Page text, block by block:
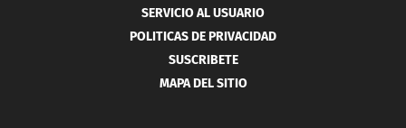
SERVICIO AL USUARIO
POLITICAS DE PRIVACIDAD
SUSCRIBETE
MAPA DEL SITIO